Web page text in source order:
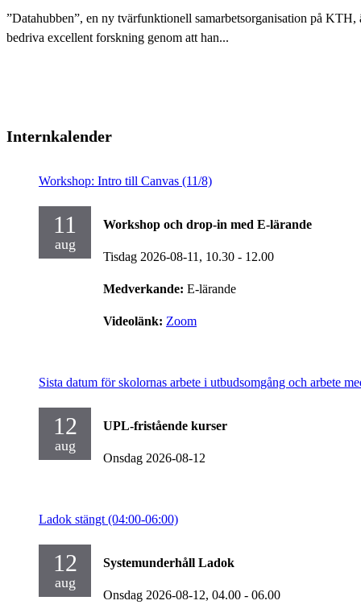
”Datahubben”, en ny tvärfunktionell samarbetsorganisation på
bedriva excellent forskning genom att han...
Internkalender
Workshop: Intro till Canvas (11/8)
11
aug
Workshop och drop-in med E-lärande
Tisdag 2026-08-11, 10.30 - 12.00
Medverkande: E-lärande
Videolänk: Zoom
Sista datum för skolornas arbete i utbudsomgång och arbete
12
aug
UPL-fristående kurser
Onsdag 2026-08-12
Ladok stängt (04:00-06:00)
12
aug
Systemunderhåll Ladok
Onsdag 2026-08-12, 04.00 - 06.00